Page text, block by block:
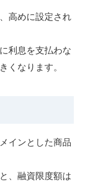
高めに設定され
利息を支払わな
くなります。
インとした商品
、融資限度額は